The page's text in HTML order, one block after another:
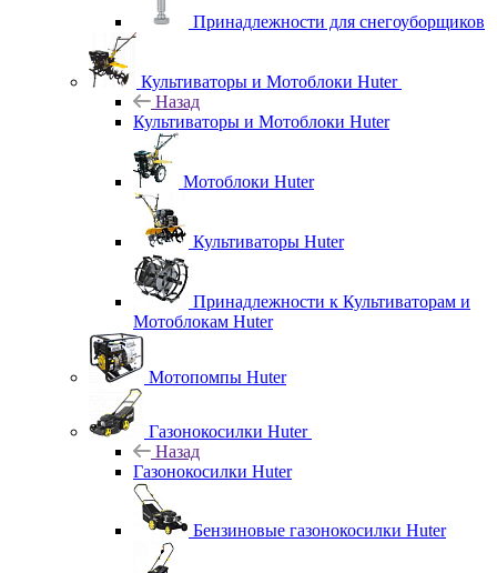
Принадлежности для снегоуборщиков
Культиваторы и Мотоблоки Huter
Назад
Культиваторы и Мотоблоки Huter
Мотоблоки Huter
Культиваторы Huter
Принадлежности к Культиваторам и
Мотоблокам Huter
Мотопомпы Huter
Газонокосилки Huter
Назад
Газонокосилки Huter
Бензиновые газонокосилки Huter